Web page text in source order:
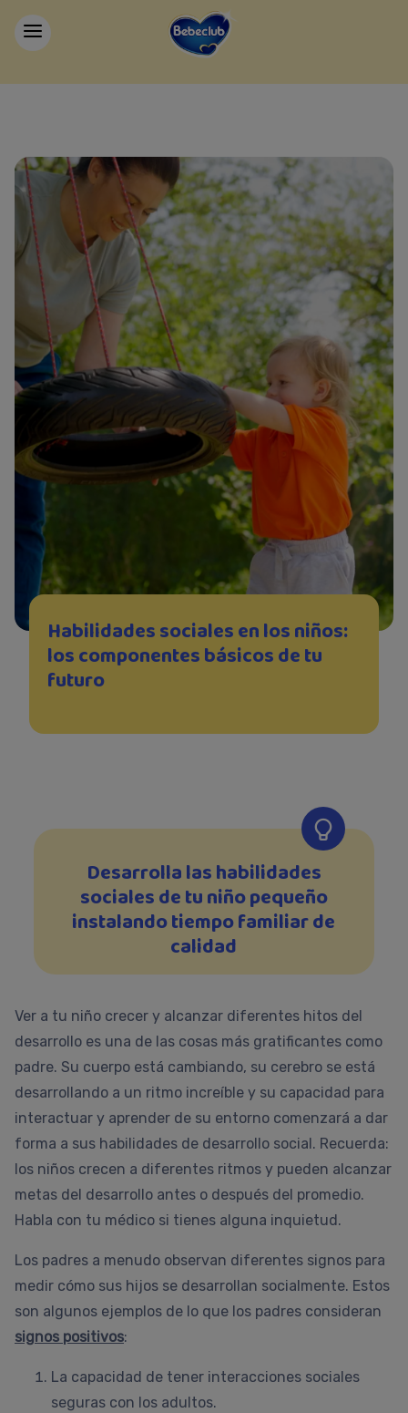
Habilidades sociales en los niños:
los componentes básicos de tu
futuro
Desarrolla las habilidades
sociales de tu niño pequeño
instalando tiempo familiar de
calidad
Ver a tu niño crecer y alcanzar diferentes hitos del
desarrollo es una de las cosas más gratificantes como
padre. Su cuerpo está cambiando, su cerebro se está
desarrollando a un ritmo increíble y su capacidad para
interactuar y aprender de su entorno comenzará a dar
forma a sus habilidades de desarrollo social. Recuerda:
los niños crecen a diferentes ritmos y pueden alcanzar
metas del desarrollo antes o después del promedio.
Habla con tu médico si tienes alguna inquietud.
Los padres a menudo observan diferentes signos para
medir cómo sus hijos se desarrollan socialmente. Estos
son algunos ejemplos de lo que los padres consideran
signos positivos:
La capacidad de tener interacciones sociales
seguras con los adultos.